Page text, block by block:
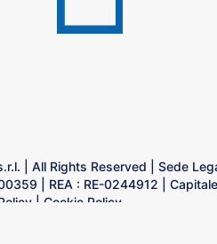
| All Rights Reserved | Sede
| REA : RE-0244912 | Capitale
| Cookie Policy